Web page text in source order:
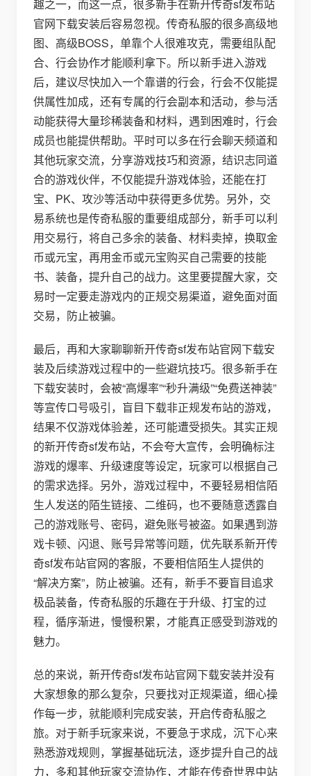
趣之一，而这一点，很多新手在新开传奇sf发布站
官网下载安装后容易忽视。传奇私服的很多高级地
图、高级BOSS，单靠个人很难攻克，需要组队配
合、行会协作才能顺利拿下。所以新手进入游戏
后，建议尽快加入一个靠谱的行会，行会不仅能提
供属性加成，还有专属的行会副本和活动，参与活
动能获得大量珍稀装备和材料，遇到困难时，行会
成员也能提供帮助。平时可以多在行会聊天频道和
其他玩家交流，分享游戏技巧和资源，结识志同道
合的游戏伙伴，不仅能提升游戏体验，还能在打
宝、PK、攻沙等活动中获得更多优势。另外，交
易系统也是传奇私服的重要组成部分，新手可以利
用交易行，将自己多余的装备、材料卖掉，换取金
币或元宝，再用金币或元宝购买自己需要的技能
书、装备，提升自己的战力。这里要提醒大家，交
易时一定要走游戏内的正规交易渠道，避免面对面
交易，防止被骗。
最后，再和大家聊聊新开传奇sf发布站官网下载安
装及后续游戏过程中的一些避坑技巧。很多新手在
下载安装时，会被“高爆率”“秒升满级”“免费送神装”
等宣传口号吸引，盲目下载非正规发布站的游戏，
结果不仅游戏体验差，还可能遭受损失。其实正规
的新开传奇sf发布站，不会夸大宣传，会明确标注
游戏的爆率、升级速度等设定，玩家可以根据自己
的需求选择。另外，游戏过程中，不要轻易相信陌
生人发送的陌生链接、二维码，也不要随意透露自
己的游戏账号、密码，避免账号被盗。如果遇到游
戏卡顿、闪退、账号异常等问题，优先联系新开传
奇sf发布站官网的客服，不要相信陌生人提供的
“解决方案”，防止被骗。还有，新手不要盲目追求
极品装备，传奇私服的乐趣在于升级、打宝的过
程，循序渐进，慢慢积累，才能真正感受到游戏的
魅力。
总的来说，新开传奇sf发布站官网下载安装并没有
大家想象的那么复杂，只要找对正规渠道，细心操
作每一步，就能顺利完成安装，开启传奇私服之
旅。对于新手玩家来说，不要急于求成，沉下心来
熟悉游戏规则，掌握基础玩法，逐步提升自己的战
力，多和其他玩家交流协作，才能在传奇世界中站